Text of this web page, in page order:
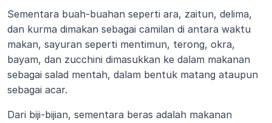
Sementara buah-buahan seperti ara, zaitun, delima,
dan kurma dimakan sebagai camilan di antara waktu
makan, sayuran seperti mentimun, terong, okra,
bayam, dan zucchini dimasukkan ke dalam makanan
sebagai salad mentah, dalam bentuk matang ataupun
sebagai acar.
Dari biji-bijian, sementara beras adalah makanan